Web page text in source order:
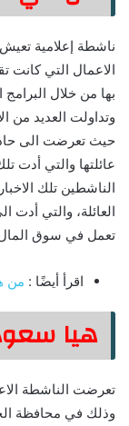
ناشطة إعلامية تعيش
الاعمال التي كانت
بها من خلال
وتداولت العديد من
حيث تعرضت الى
عائلتها والتي أدت
الناشطين تلك
العائلة، والتي أدت
تعمل في سوق
اقرأ أيضًا : من
هيا
تعرضت الناشطة
وذلك في محافظة